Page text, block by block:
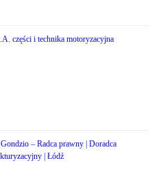
części i technika motoryzacyjna
Gondzio – Radca prawny | Doradca
| Łódź